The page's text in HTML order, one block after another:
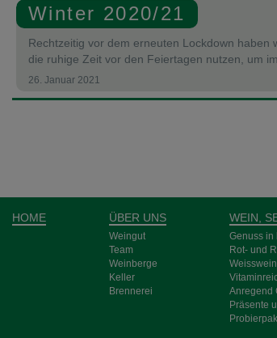
Winter 2020/21
Rechtzeitig vor dem erneuten Lockdown
die ruhige Zeit vor den Feiertagen nutzen, um
26. Januar 2021
HOME ÜBER UNS
Weingut
Team
Weinberge
Keller
Brennerei
WEIN,
Genuss in
Rot- und
Anre­gend
Prä­sente